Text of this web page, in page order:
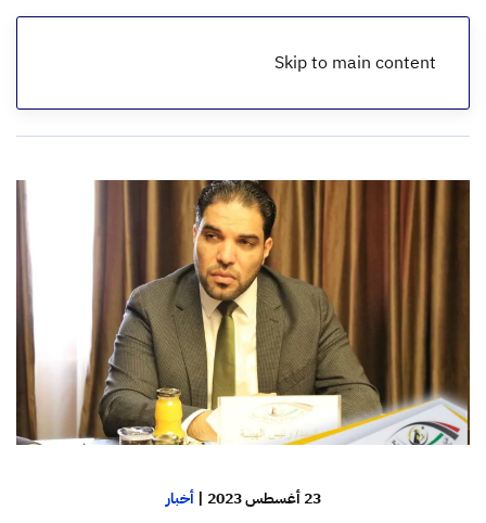
Skip to main content
الرئيسية
23 أغسطس 2023 |أخبار